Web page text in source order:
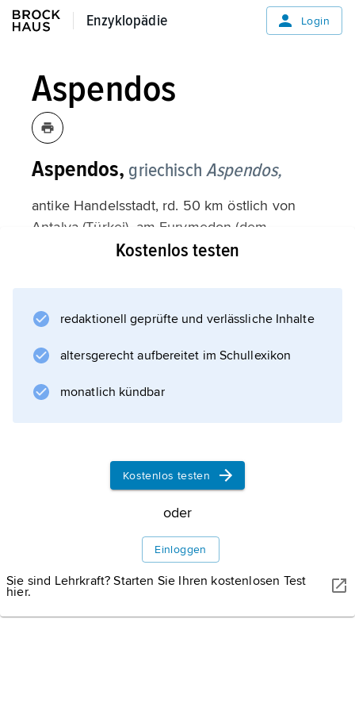
Enzyklopädie
Enzyklopädie Login
Aspendos
Aspendos, griechischAspendos,
antike Handelsstadt, rd. 50 km östlich von
Antalya (Türkei), am Eurymedon (dem
heutigen Köprüırmağı), der damals bis
Jahrhundert?) von Argos aus gegründet
Kimon
Informationen zum Artikel
Kostenlos testen
redaktionell geprüfte und verlässliche Inhalte
altersgerecht aufbereitet im Schullexikon
monatlich kündbar
Kostenlos testen
oder
Einloggen
Sie sind Lehrkraft? Starten Sie Ihren kostenlosen Test
hier.